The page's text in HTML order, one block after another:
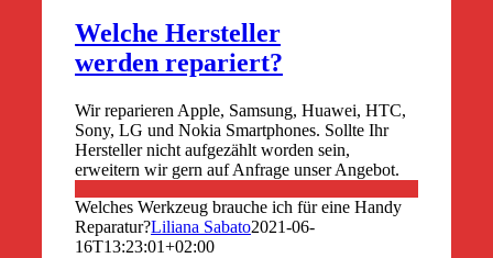
Welche Hersteller
werden repariert?
Wir reparieren Apple, Samsung, Huawei, HTC,
Sony, LG und Nokia Smartphones. Sollte Ihr
Hersteller nicht aufgezählt worden sein,
erweitern wir gern auf Anfrage unser Angebot.
Welches Werkzeug brauche ich für eine Handy
Reparatur?Liliana Sabato2021-06-
16T13:23:01+02:00